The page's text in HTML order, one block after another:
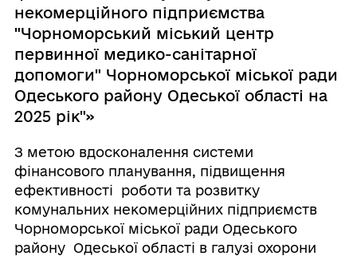
некомерційного підприємства
"Чорноморський міський центр
первинної медико-санітарної
допомоги" Чорноморської міської ради
Одеського району Одеської області на
2025 рік"»
З метою вдосконалення системи
фінансового планування, підвищення
ефективності роботи та розвитку
комунальних некомерційних підприємств
Чорноморської міської ради Одеського
району Одеської області в галузі охорони